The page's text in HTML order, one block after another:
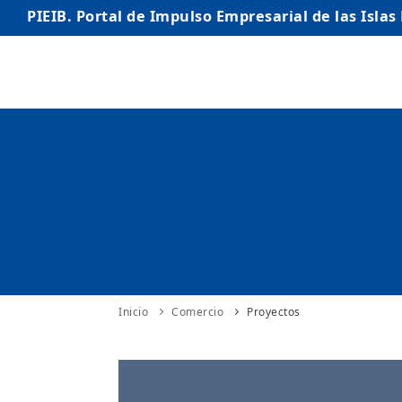
PIEIB. Portal de Impulso Empresarial de las Islas
INICIO
INTERNACIONALIZACIÓN
Inicio Comercio Proyectos